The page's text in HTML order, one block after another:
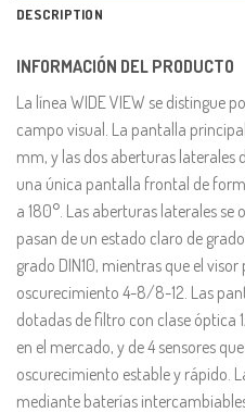
DESCRIPTION
INFORMACIÓN DEL PRODUCTO
La línea WIDE VIEW se distingue
campo visual. La pantalla
mm, y las dos aberturas
una única pantalla frontal de
a 180°. Las aberturas laterales
pasan de un estado claro de
grado DIN10, mientras que el
oscurecimiento 4-8/8-12. Las
dotadas de filtro con clase óptica
en el mercado, y de 4 sensores
oscurecimiento estable y rápido.
mediante baterías